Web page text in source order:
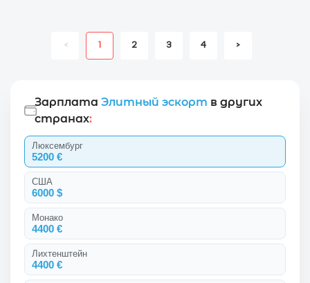
< 1 2 3 4 >
Зарплата Элитный эскорт в других
странах:
Люксембург
5200 €
США
6000 $
Монако
4400 €
Лихтенштейн
4400 €